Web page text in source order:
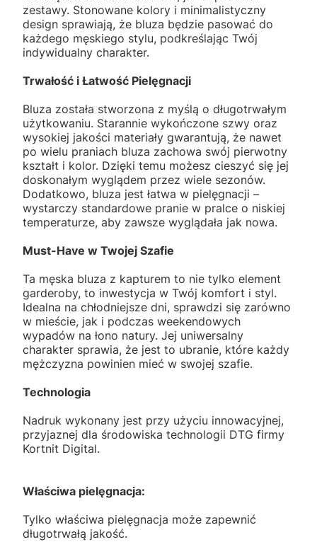
zestawy. Stonowane kolory i minimalistyczny
design sprawiają, że bluza będzie pasować do
każdego męskiego stylu, podkreślając Twój
indywidualny charakter.
Trwałość i Łatwość Pielęgnacji
Bluza została stworzona z myślą o długotrwałym
użytkowaniu. Starannie wykończone szwy oraz
wysokiej jakości materiały gwarantują, że nawet
po wielu praniach bluza zachowa swój pierwotny
kształt i kolor. Dzięki temu możesz cieszyć się jej
doskonałym wyglądem przez wiele sezonów.
Dodatkowo, bluza jest łatwa w pielęgnacji –
wystarczy standardowe pranie w pralce o niskiej
temperaturze, aby zawsze wyglądała jak nowa.
Must-Have w Twojej Szafie
Ta męska bluza z kapturem to nie tylko element
garderoby, to inwestycja w Twój komfort i styl.
Idealna na chłodniejsze dni, sprawdzi się zarówno
w mieście, jak i podczas weekendowych
wypadów na łono natury. Jej uniwersalny
charakter sprawia, że jest to ubranie, które każdy
mężczyzna powinien mieć w swojej szafie.
Technologia
Nadruk wykonany jest przy użyciu innowacyjnej,
przyjaznej dla środowiska technologii DTG firmy
Kortnit Digital.
Właściwa pielęgnacja:
Tylko właściwa pielęgnacja może zapewnić
długotrwałą jakość.